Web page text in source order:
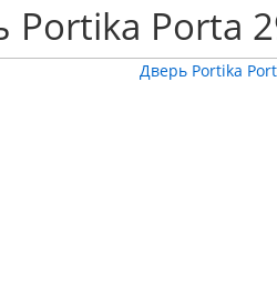
Portika Porta